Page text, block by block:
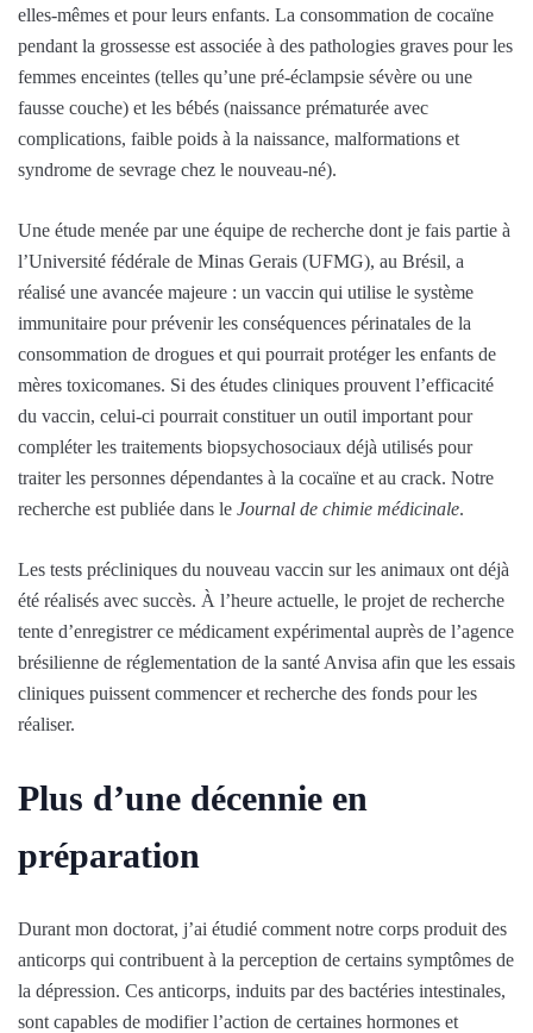
elles-mêmes et pour leurs enfants. La consommation de cocaïne
pendant la grossesse est associée à des pathologies graves pour les
femmes enceintes (telles qu’une pré-éclampsie sévère ou une
fausse couche) et les bébés (naissance prématurée avec
complications, faible poids à la naissance, malformations et
syndrome de sevrage chez le nouveau-né).
Une étude menée par une équipe de recherche dont je fais partie à
l’Université fédérale de Minas Gerais (UFMG), au Brésil, a
réalisé une avancée majeure : un vaccin qui utilise le système
immunitaire pour prévenir les conséquences périnatales de la
consommation de drogues et qui pourrait protéger les enfants de
mères toxicomanes. Si des études cliniques prouvent l’efficacité
du vaccin, celui-ci pourrait constituer un outil important pour
compléter les traitements biopsychosociaux déjà utilisés pour
traiter les personnes dépendantes à la cocaïne et au crack. Notre
recherche est publiée dans le Journal de chimie médicinale.
Les tests précliniques du nouveau vaccin sur les animaux ont déjà
été réalisés avec succès. À l’heure actuelle, le projet de recherche
tente d’enregistrer ce médicament expérimental auprès de l’agence
brésilienne de réglementation de la santé Anvisa afin que les essais
cliniques puissent commencer et recherche des fonds pour les
réaliser.
Plus d’une décennie en
préparation
Durant mon doctorat, j’ai étudié comment notre corps produit des
anticorps qui contribuent à la perception de certains symptômes de
la dépression. Ces anticorps, induits par des bactéries intestinales,
sont capables de modifier l’action de certaines hormones et